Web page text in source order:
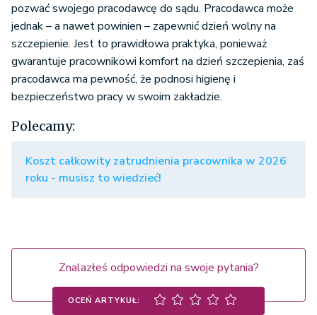
pozwać swojego pracodawcę do sądu. Pracodawca może
jednak – a nawet powinien – zapewnić dzień wolny na
szczepienie. Jest to prawidłowa praktyka, ponieważ
gwarantuje pracownikowi komfort na dzień szczepienia, zaś
pracodawca ma pewność, że podnosi higienę i
bezpieczeństwo pracy w swoim zakładzie.
Polecamy:
Koszt całkowity zatrudnienia pracownika w 2026
roku - musisz to wiedzieć!
Znalazłeś odpowiedzi na swoje pytania?
OCEŃ ARTYKUŁ: